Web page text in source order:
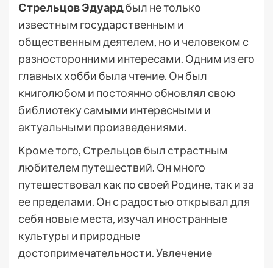
Стрельцов Эдуардбыл не только
известным государственным и
общественным деятелем, но и человеком с
разносторонними интересами. Одним из его
главных хобби была чтение. Он был
книголюбом и постоянно обновлял свою
библиотеку самыми интересными и
актуальными произведениями.
Кроме того, Стрельцов был страстным
любителем путешествий. Он много
путешествовал как по своей Родине, так и за
ее пределами. Он с радостью открывал для
себя новые места, изучал иностранные
культуры и природные
достопримечательности. Увлечение